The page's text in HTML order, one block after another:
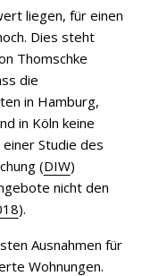
liegen, für einen
Dies steht
Thomschke
die
in Hamburg,
in Köln keine
Studie des
(DIW)
nicht den
).
Ausnahmen für
Wohnungen.